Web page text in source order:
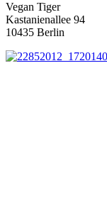
Vegan Tiger
Kastanienallee 94
10435 Berlin